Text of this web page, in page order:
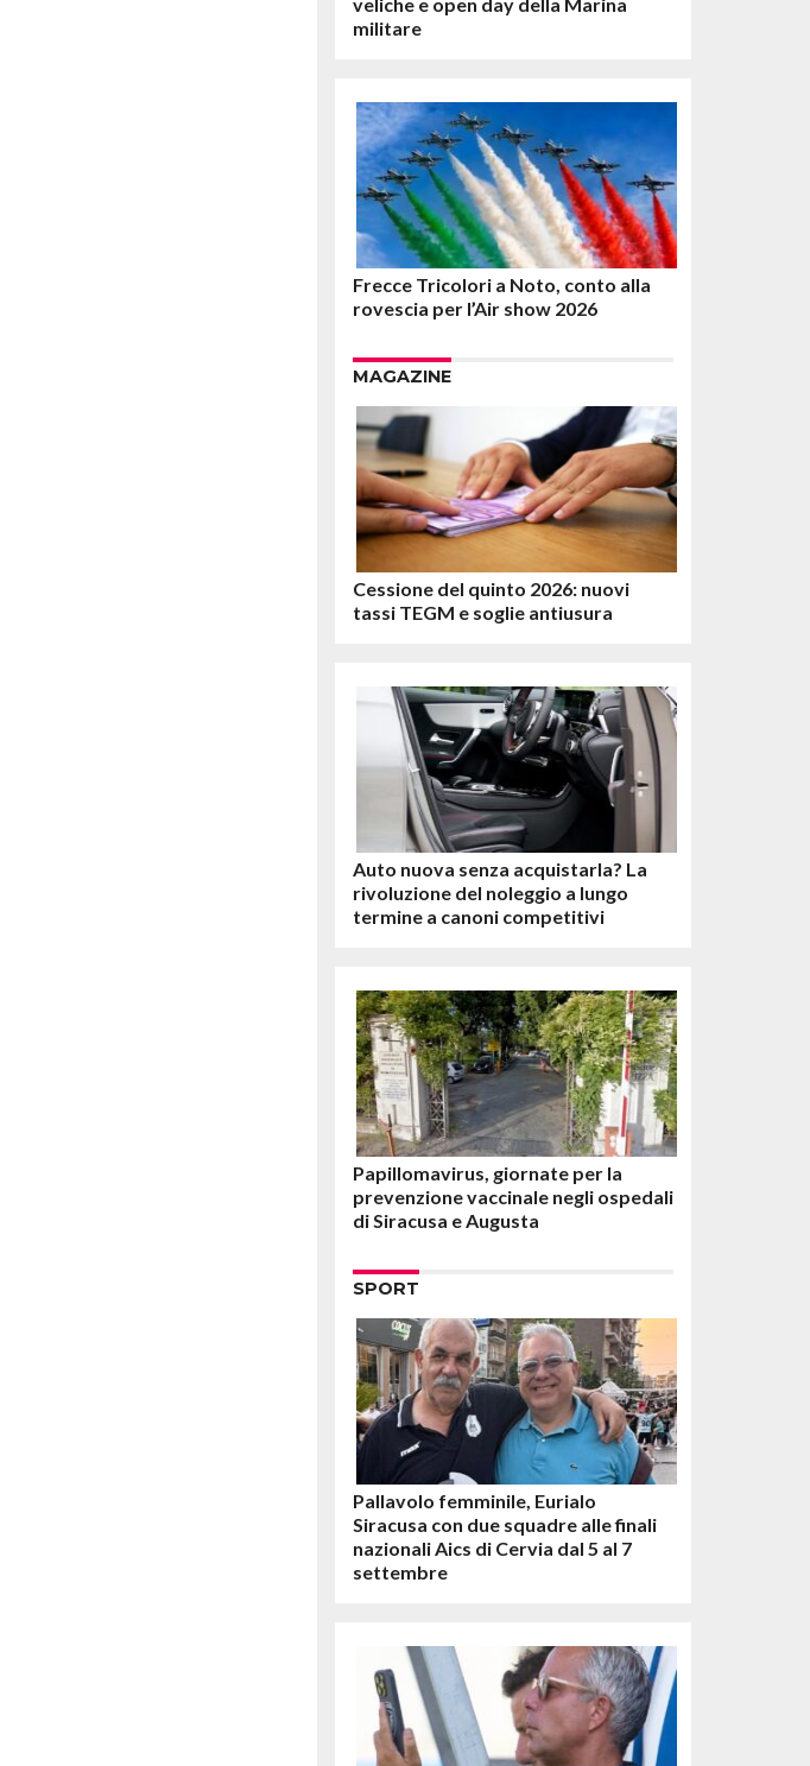
militare
Frecce Tricolori a Noto, conto alla
rovescia per l’Air show 2026
MAGAZINE
Cessione del quinto 2026: nuovi
tassi TEGM e soglie antiusura
Auto nuova senza acquistarla? La
rivoluzione del noleggio a lungo
termine a canoni competitivi
Papillomavirus, giornate per la
prevenzione vaccinale negli ospedali
di Siracusa e Augusta
SPORT
Pallavolo femminile, Eurialo
Siracusa con due squadre alle finali
nazionali Aics di Cervia dal 5 al 7
settembre